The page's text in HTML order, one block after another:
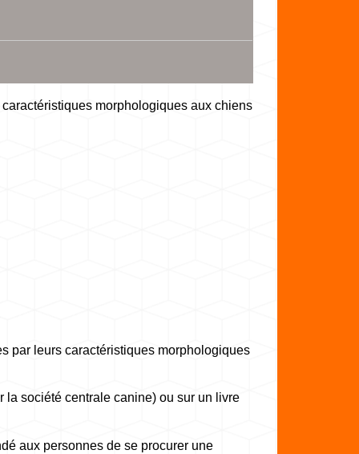
morphologiques aux chiens
par leurs caractéristiques morphologiques
la société centrale canine) ou sur un livre
aux personnes de se procurer une